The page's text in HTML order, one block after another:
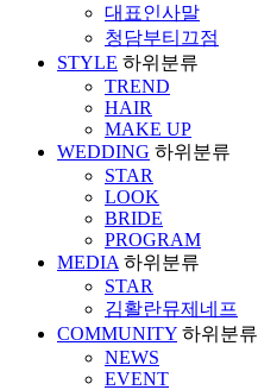
대표인사말
청담부티끄점
STYLE 하위분류
TREND
HAIR
MAKE UP
WEDDING 하위분류
STAR
LOOK
BRIDE
PROGRAM
MEDIA 하위분류
STAR
김활란뮤제네프
COMMUNITY 하위분류
NEWS
EVENT